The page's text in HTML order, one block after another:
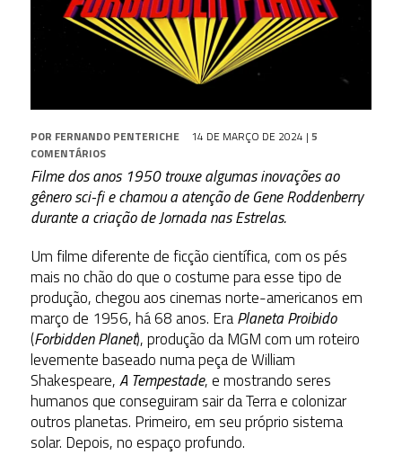
POR FERNANDO PENTERICHE 14 DE MARÇO DE 2024 | 5
COMENTÁRIOS
Filme dos anos 1950 trouxe algumas inovações ao
gênero sci-fi e chamou a atenção de Gene Roddenberry
durante a criação de Jornada nas Estrelas.
Um filme diferente de ficção científica, com os pés
mais no chão do que o costume para esse tipo de
produção, chegou aos cinemas norte-americanos em
março de 1956, há 68 anos. EraPlaneta Proibido
(Forbidden Planet), produção da MGM com um roteiro
levemente baseado numa peça de William
Shakespeare,A Tempestade, e mostrando seres
humanos que conseguiram sair da Terra e colonizar
outros planetas. Primeiro, em seu próprio sistema
solar. Depois, no espaço profundo.